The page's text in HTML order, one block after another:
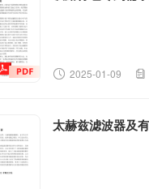
2025-01-09
太赫兹滤波器及